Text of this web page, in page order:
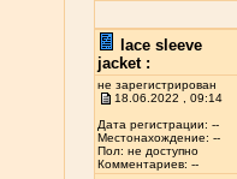
lace sleeve
jacket :
не зарегистрирован
18.06.2022 , 09:14
Дата регистрации: --
Местонахождение: --
Пол: не доступно
Комментариев: --